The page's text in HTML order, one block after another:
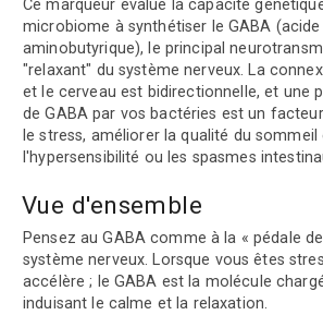
Ce marqueur évalue la capacité
microbiome à synthétiser le GABA
aminobutyrique), le principal
"relaxant" du système nerveux. La
et le cerveau est bidirectionnelle, et une
de GABA par vos bactéries est un
le stress, améliorer la qualité du sommeil
l'hypersensibilité ou les spasmes
Vue d'ensemble
Pensez au GABA comme à la « pédale
système nerveux. Lorsque vous êtes
accélère ; le GABA est la molécule
induisant le calme et la relaxation.